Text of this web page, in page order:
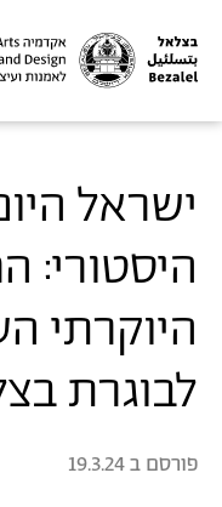
ישראל
היסטורי:
היוקרתי
לבוגרת
פורסם ב19.3.24